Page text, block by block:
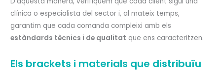
clínica o especialista del sector i, al mateix temps,
garantim que cada comanda compleixi amb els
estàndards tècnics i de qualitat que ens caracteritzen.
Els brackets i materials que distribuïu